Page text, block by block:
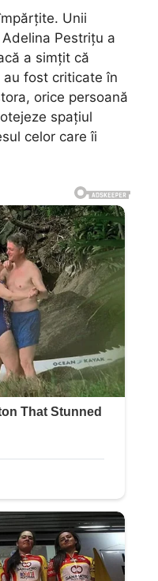
Unii
Pestrițu a
a simțit că
au fost criticate în
orice persoană
spațiul
celor care îi